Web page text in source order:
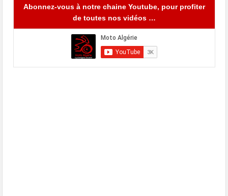
Abonnez-vous à notre chaine Youtube, pour profiter
de toutes nos vidéos …